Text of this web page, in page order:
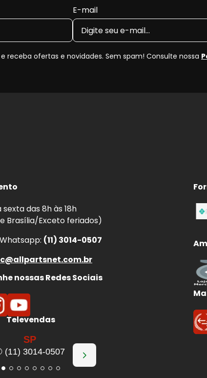
E-mail
receba ofertas e novidades. Sem spam! Consulte nossa
sexta das 8h às 18h
Brasília/Exceto feriados)
(11) 3014-0507
nossas Redes Sociais
Televendas
SP
(11) 3014-0507